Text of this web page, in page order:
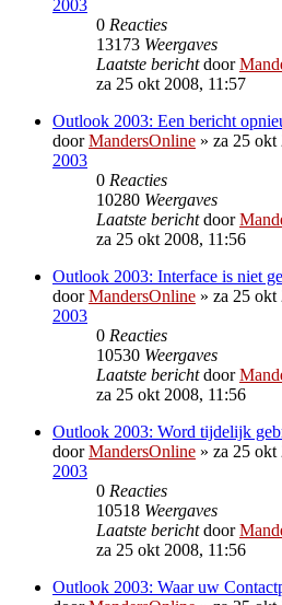
2003
0 Reacties
13173 Weergaves
Laatste berichtdoor
za 25 okt 2008, 11:57
Outlook 2003: Een bericht
doorMandersOnline » za 25 okt
2003
0 Reacties
10280 Weergaves
Laatste berichtdoor
za 25 okt 2008, 11:56
Outlook 2003: Interface is niet
doorMandersOnline » za 25 okt
2003
0 Reacties
10530 Weergaves
Laatste berichtdoor
za 25 okt 2008, 11:56
Outlook 2003: Word tijdelijk
doorMandersOnline » za 25 okt
2003
0 Reacties
10518 Weergaves
Laatste berichtdoor
za 25 okt 2008, 11:56
Outlook 2003: Waar uw